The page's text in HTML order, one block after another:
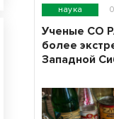
наука
Ученые СО
более
Западной